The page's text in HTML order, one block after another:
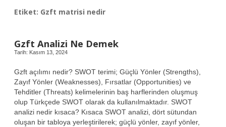
Etiket: Gzft matrisi nedir
Gzft Analizi Ne Demek
Tarih: Kasım 13, 2024
Gzft açılımı nedir? SWOT terimi; Güçlü Yönler (Strengths),
Zayıf Yönler (Weaknesses), Fırsatlar (Opportunities) ve
Tehditler (Threats) kelimelerinin baş harflerinden oluşmuş
olup Türkçede SWOT olarak da kullanılmaktadır. SWOT
analizi nedir kısaca? Kısaca SWOT analizi, dört sütundan
oluşan bir tabloya yerleştirilerek; güçlü yönler, zayıf yönler,